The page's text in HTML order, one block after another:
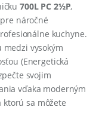
700L PC 2½P,
náročné
kuchyne.
vysokým
(Energetická
svojim
vďaka moderným
sa môžete